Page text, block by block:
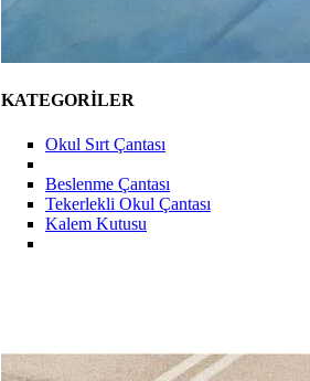
KATEGORİLER
Okul Sırt Çantası
Beslenme Çantası
Tekerlekli Okul Çantası
Kalem Kutusu